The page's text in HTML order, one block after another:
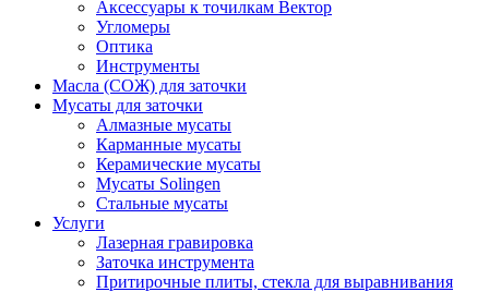
Аксессуары к точилкам Вектор
Угломеры
Оптика
Инструменты
Масла (СОЖ) для заточки
Мусаты для заточки
Алмазные мусаты
Карманные мусаты
Керамические мусаты
Мусаты Solingen
Стальные мусаты
Услуги
Лазерная гравировка
Заточка инструмента
Притирочные плиты, стекла для выравнивания